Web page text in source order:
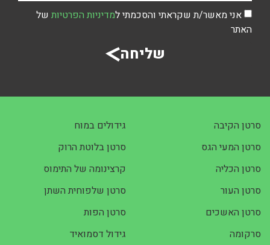
אני מאשר/ת שקראתי והסכמתי למדיניות הפרטיות של
האתר
שליחה
סרטן הקיבה
סרטן המעי הגס
סרטן הכליה
סרטן העור
סרטן האשכים
סרקומה
גידולים במוח
סרטן בלוטת הרוק
קרצינומה של התימוס
סרטן שלפוחית השתן
סרטן הפות
גידול דסמואיד